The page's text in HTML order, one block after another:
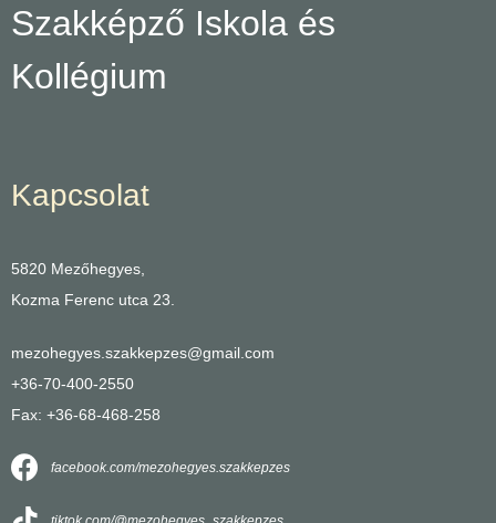
Szakképző Iskola és
Kollégium
Kapcsolat
5820 Mezőhegyes,
Kozma Ferenc utca 23.
mezohegyes.szakkepzes@gmail.com
+36-70-400-2550
Fax: +36-68-468-258
facebook.com/mezohegyes.szakkepzes